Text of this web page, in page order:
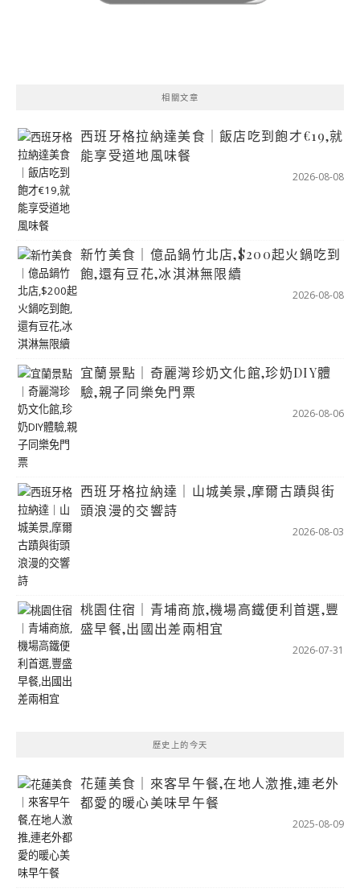
相關文章
西班牙格拉納達美食｜飯店吃到飽才€19,就
能享受道地風味餐
2026-08-08
新竹美食｜億品鍋竹北店,$200起火鍋吃到
飽,還有豆花,冰淇淋無限續
2026-08-08
宜蘭景點｜奇麗灣珍奶文化館,珍奶DIY體
驗,親子同樂免門票
2026-08-06
西班牙格拉納達｜山城美景,摩爾古蹟與街
頭浪漫的交響詩
2026-08-03
桃園住宿｜青埔商旅,機場高鐵便利首選,豐
盛早餐,出國出差兩相宜
2026-07-31
歷史上的今天
花蓮美食｜來客早午餐,在地人激推,連老外
都愛的暖心美味早午餐
2025-08-09